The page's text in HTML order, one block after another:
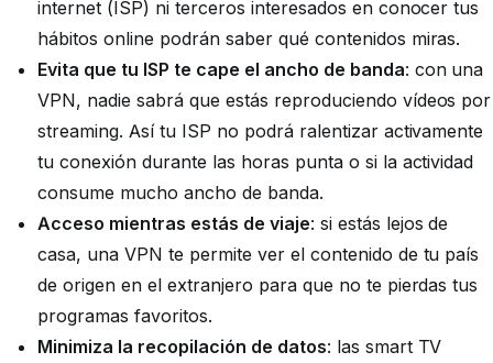
internet (ISP) ni terceros interesados en conocer tus
hábitos online podrán saber qué contenidos miras.
Evita que tu ISP te cape el ancho de banda: con una
VPN, nadie sabrá que estás reproduciendo vídeos por
streaming. Así tu ISP no podrá ralentizar activamente
tu conexión durante las horas punta o si la actividad
consume mucho ancho de banda.
Acceso mientras estás de viaje: si estás lejos de
casa, una VPN te permite ver el contenido de tu país
de origen en el extranjero para que no te pierdas tus
programas favoritos.
Minimiza la recopilación de datos: las smart TV